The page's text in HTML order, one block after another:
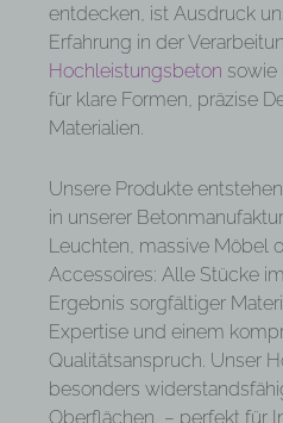
entdecken, ist Ausdruck
Erfahrung in der
Hochleistungsbeton sowie
für klare Formen, präzise
Materialien.
Unsere Produkte
in unserer
Leuchten, massive Möbel
Accessoires: Alle Stücke
Ergebnis sorgfältiger
Expertise und einem
Qualitätsanspruch. Unser
besonders
Oberflächen – perfekt für